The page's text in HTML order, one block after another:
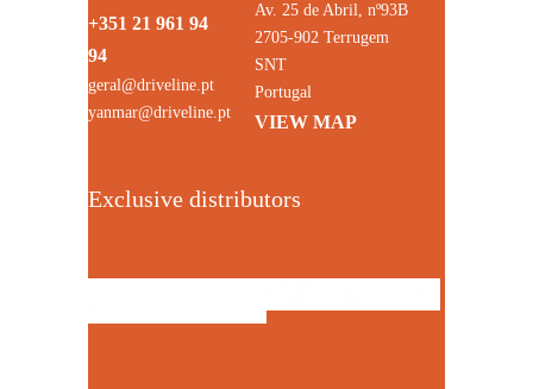
+351 21 961 94
94
geral@driveline.pt
yanmar@driveline.pt
Av. 25 de Abril, nº93B
2705-902 Terrugem
SNT
Portugal
VIEW MAP
Exclusive distributors